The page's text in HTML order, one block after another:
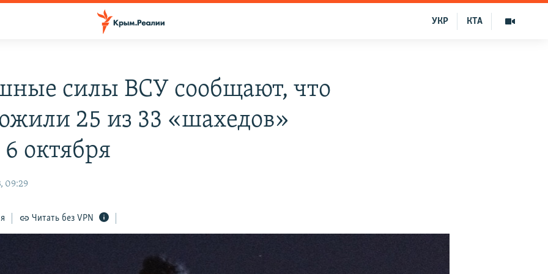
КТА
УКР
силы ВСУ сообщают, что
25 из 33 «шахедов»
октября
09:29
Читать без VPN